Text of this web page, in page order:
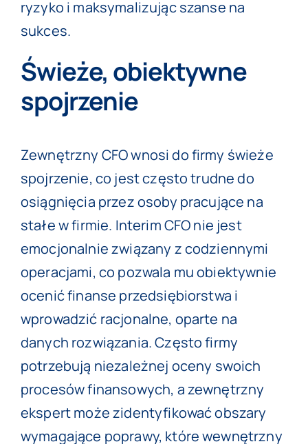
ryzyko i maksymalizując szanse na
sukces.
Świeże, obiektywne
spojrzenie
Zewnętrzny CFO wnosi do firmy świeże
spojrzenie, co jest często trudne do
osiągnięcia przez osoby pracujące na
stałe w firmie. Interim CFO nie jest
emocjonalnie związany z codziennymi
operacjami, co pozwala mu obiektywnie
ocenić finanse przedsiębiorstwa i
wprowadzić racjonalne, oparte na
danych rozwiązania. Często firmy
potrzebują niezależnej oceny swoich
procesów finansowych, a zewnętrzny
ekspert może zidentyfikować obszary
wymagające poprawy, które wewnętrzny